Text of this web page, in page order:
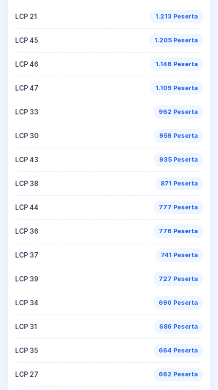
LCP 21 1.213 Peserta
LCP 45 1.205 Peserta
LCP 46 1.146 Peserta
LCP 47 1.109 Peserta
LCP 33 962 Peserta
LCP 30 959 Peserta
LCP 43 935 Peserta
LCP 38 871 Peserta
LCP 44 777 Peserta
LCP 36 776 Peserta
LCP 37 741 Peserta
LCP 39 727 Peserta
LCP 34 690 Peserta
LCP 31 686 Peserta
LCP 35 664 Peserta
LCP 27 662 Peserta